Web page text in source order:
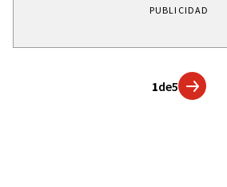
PUBLICIDAD
1de5